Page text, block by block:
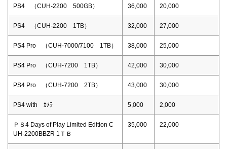
PS4 （CUH-2200 500GB） 36,000 20,000
PS4 （CUH-2200 1TB） 32,000 27,000
PS4 Pro （CUH-7000/7100 1TB） 38,000 25,000
PS4 Pro （CUH-7200 1TB） 42,000 30,000
PS4 Pro （CUH-7200 2TB） 43,000 30,000
PS4 with ｶﾒﾗ 5,000 2,000
ＰＳ4 Days of Play Limited Edition C
UH-2200BBZR 1ＴＢ
35,000 22,000